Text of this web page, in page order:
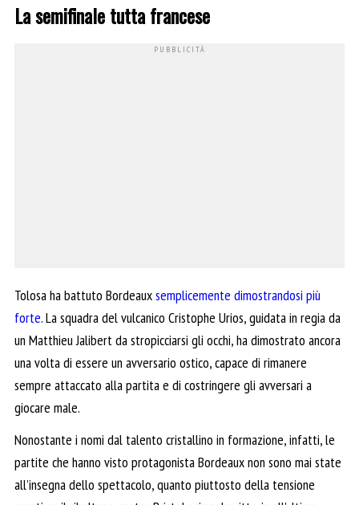
La semifinale tutta francese
Tolosa ha battuto Bordeauxsemplicemente dimostrandosi più
forte. La squadra del vulcanico Cristophe Urios, guidata in regia da
un Matthieu Jalibert da stropicciarsi gli occhi, ha dimostrato ancora
una volta di essere un avversario ostico, capace di rimanere
sempre attaccato alla partita e di costringere gli avversari a
giocare male.
Nonostante i nomi dal talento cristallino in formazione, infatti, le
partite che hanno visto protagonista Bordeaux non sono mai state
all’insegna dello spettacolo, quanto piuttosto della tensione